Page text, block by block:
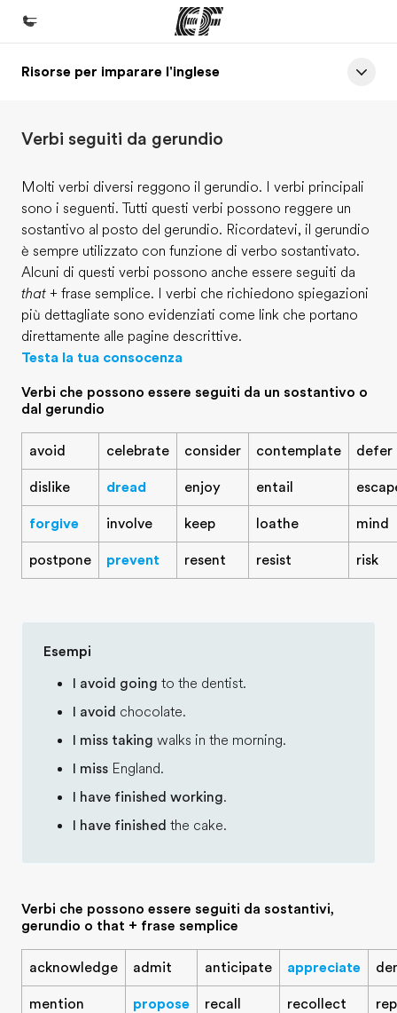
Homepage
Programmi
Uffici
Trova l'ufficio più vicino
Chi siamo
La nostra organizzazione
Carriera
Risorse per imparare l'inglese
Verbi seguiti da gerundio
Molti verbi diversi reggono il gerundio. I verbi principali
sono i seguenti. Tutti questi verbi possono reggere un
sostantivo al posto del gerundio. Ricordatevi, il gerundio
è sempre utilizzato con funzione di verbo sostantivato.
Alcuni di questi verbi possono anche essere seguiti da
that + frase semplice. I verbi che richiedono spiegazioni
più dettagliate sono evidenziati come link che portano
direttamente alle pagine descrittive.
Testa la tua consocenza
Verbi che possono essere seguiti da un sostantivo o
dal gerundio
avoid celebrate consider contemplate defer
dislike dread enjoy entail
forgive involve keep loathe mind
postpone prevent resent resist risk
Esempi
I avoid going to the dentist.
I avoid chocolate.
I miss taking walks in the morning.
I miss England.
I have finished working.
I have finished the cake.
Verbi che possono essere seguiti da sostantivi,
gerundio o that + frase semplice
acknowledge admit anticipate appreciate
mention propose recall recollect